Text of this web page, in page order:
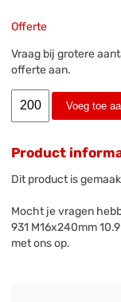
Offerte
Vraag bij grotere
offerte aan.
Voeg toe
Product
Dit product is
Mocht je vragen
931 M16x240mm
met ons op.